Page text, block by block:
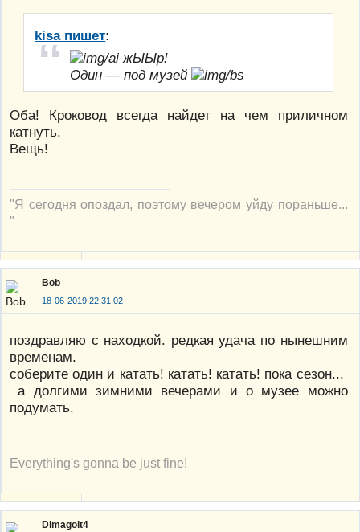
kisa пишет:
жЫЫр!
Один — под музей
Оба! Кроковод всегда найдет на чем приличном
катнуть.
Вещь!
"Я сегодня опоздал, поэтому вечером уйду пораньше...
"
Bob
18-06-2019 22:31:02
поздравляю с находкой. редкая удача по нынешним
временам.
соберите один и катать! катать! катать! пока сезон...
а долгими зимними вечерами и о музее можно
подумать.
Everything's gonna be just fine!
Dimagolt4